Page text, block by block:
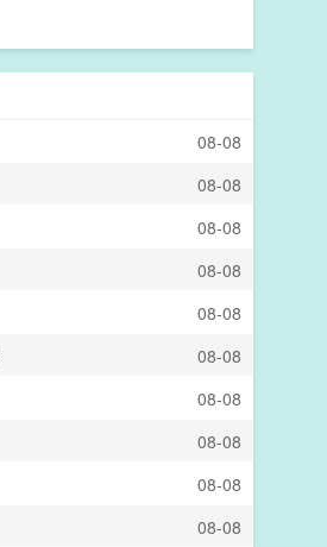
08-08
08-08
08-08
08-08
08-08
08-08
08-08
08-08
08-08
08-08